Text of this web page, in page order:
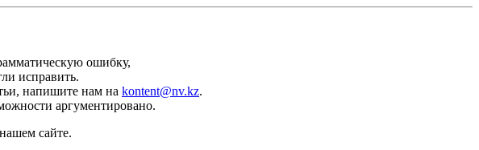
ошибку,
исправить.
напишите нам на kontent@nv.kz.
аргументировано.
сайте.